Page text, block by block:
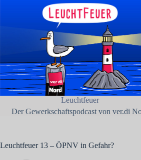
Impressum
Pressemitteilungen
Zur
Internetseite
von ver.di
Nord
Blinkfüer –
Eine
Leuchtfeuer
Der Gewerkschaftspodcast von ver.di
Leuchtfeuer 13 – ÖPNV in Gefahr?